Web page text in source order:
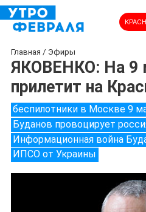
Главная / Эфиры
ЯКОВЕНКО: На 9
прилетит на
беспилотники в Москве 9
Буданов провоцирует
Информационная война
ИПСО от Украины